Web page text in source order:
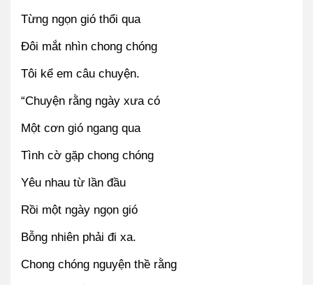
Từng ngọn gió thổi qua
Đôi mắt nhìn chong chóng
Tôi kể em câu chuyện.
“Chuyện rằng ngày xưa có
Một cơn gió ngang qua
Tình cờ gặp chong chóng
Yêu nhau từ lần đầu
Rồi một ngày ngọn gió
Bỗng nhiên phải đi xa.
Chong chóng nguyện thề rằng